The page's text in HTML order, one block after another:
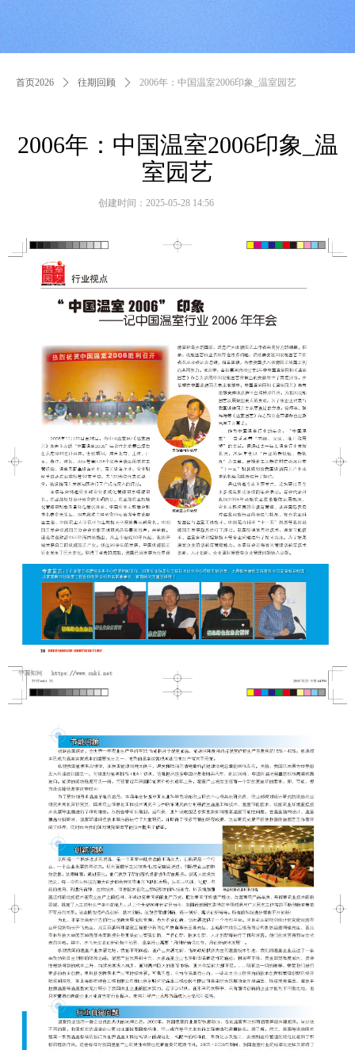
首页2026 ꄲ 往期回顾 ꄲ 2006年：中国温室2006印象_温室园艺
2006年：中国温室2006印象_温
室园艺
创建时间： 2025-05-28 14:56